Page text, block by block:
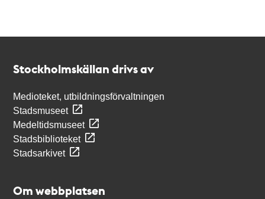
Stockholmskällan drivs av
Medioteket, utbildningsförvaltningen
Stadsmuseet
Medeltidsmuseet
Stadsbiblioteket
Stadsarkivet
Om webbplatsen